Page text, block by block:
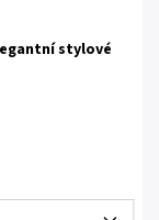
stylové